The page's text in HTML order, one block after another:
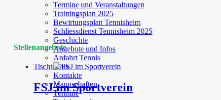
Termine und Veranstaltungen
Trainingsplan 2025
Bewirtungsplan Tennisheim
Schliessdienst Tennisheim 2025
Geschichte
Angebote und Infos
Anfahrt Tennis
Tischtennis
Kontakte
Mannschaften
Termine
Stellenangebote
FSJ im Sportverein